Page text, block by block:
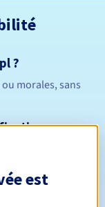
?
morales, sans
est